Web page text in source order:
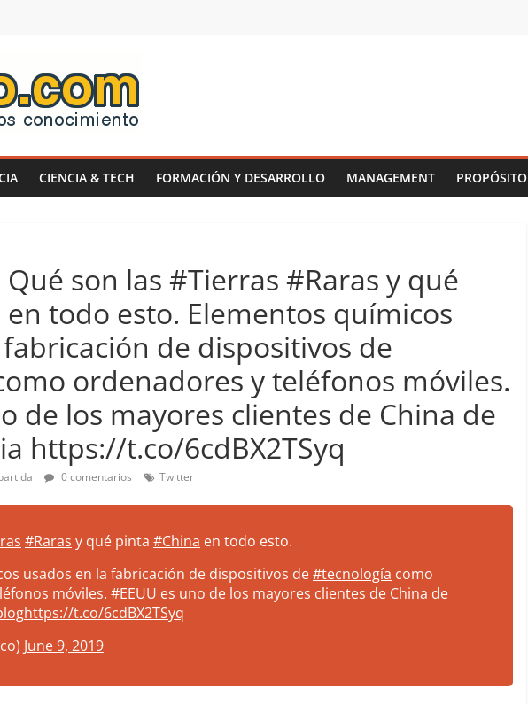
CIENCIA & TECH FORMACIÓN Y DESARROLLO MANAGEMENT PROPÓSITO
Qué son las #Tierras #Raras y qué
todo esto. Elementos químicos
de dispositivos de
ordenadores y teléfonos móviles.
de los mayores clientes de China de
https://t.co/6cdBX2TSyq
0 comentarios Twitter
#Raras y qué pinta #China en todo esto.
usados en la fabricación de dispositivos de#tecnología como
móviles. #EEUU es uno de los mayores clientes de China de
https://t.co/6cdBX2TSyq
June 9, 2019